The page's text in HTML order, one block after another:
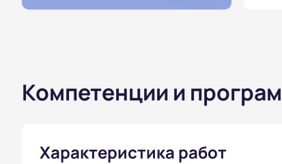
Компетенции и
Характеристика работ